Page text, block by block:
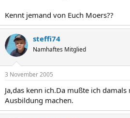
Kennt jemand von Euch Moers??
steffi74
Namhaftes Mitglied
3 November 2005
Ja,das kenn ich.Da mußte ich
Ausbildung machen.